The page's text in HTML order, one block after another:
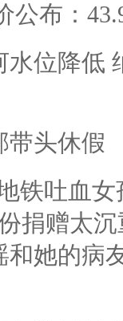
公布：
水位降低
带头休假
铁吐血
捐赠太
她的病